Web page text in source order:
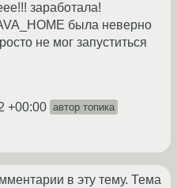
заработала!
была неверно
не мог запуститься
+00:00 автор топика
в эту тему. Тема